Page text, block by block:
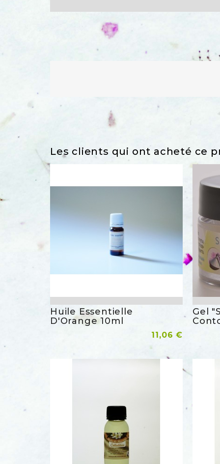
Les clients qui ont acheté ce
Huile Essentielle
D'Orange 10ml
Prix
11,06 €
Gel